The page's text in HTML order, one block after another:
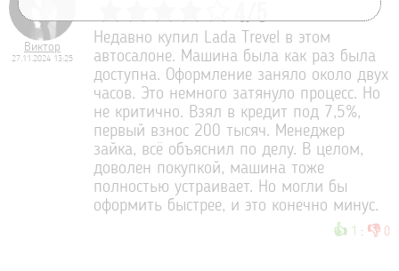
Виктор
27.11.2024 13:25
4/5
Недавно купил Lada Trevel в этом
автосалоне. Машина была как раз была
доступна. Оформление заняло около двух
часов. Это немного затянуло процесс. Но
не критично. Взял в кредит под 7,5%,
первый взнос 200 тысяч. Менеджер
зайка, всё объяснил по делу. В целом,
доволен покупкой, машина тоже
полностью устраивает. Но могли бы
оформить быстрее, и это конечно минус.
👍 1 : 👎 0